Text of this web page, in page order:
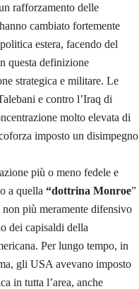
rafforzamento delle
cambiato fortemente
estera, facendo del
questa definizione
strategica e militare. Le
e contro l’Iraq di
molto elevata di
imposto un disimpegno
più o meno fedele e
a quella “dottrina Monroe”
più meramente difensivo
dei capisaldi della
Per lungo tempo, in
gli USA avevano imposto
in tutta l’area, anche